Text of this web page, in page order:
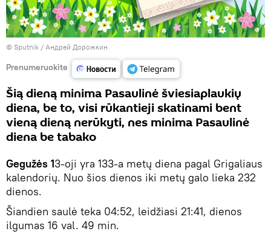
© Sputnik / Андрей Дорожкин
Prenumeruokite
Šią dieną minima Pasaulinė šviesiaplaukių
diena, be to, visi rūkantieji skatinami bent
vieną dieną nerūkyti, nes minima Pasaulinė
diena be tabako
Gegužės 13-oji yra 133-a metų diena pagal Grigaliaus
kalendorių. Nuo šios dienos iki metų galo lieka 232
dienos.
Šiandien saulė teka 04:52, leidžiasi 21:41, dienos
ilgumas 16 val. 49 min.